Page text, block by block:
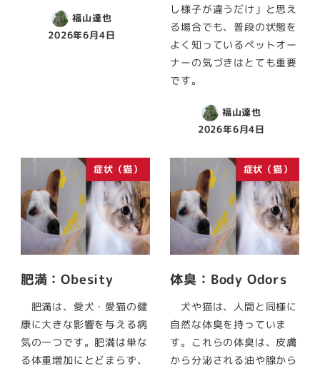
福山達也
2026年6月4日
し様子が違うだけ」と思え
る場合でも、普段の状態を
よく知っているペットオー
ナーの気づきはとても重要
です。
福山達也
2026年6月4日
症状（猫）
肥満：Obesity
肥満は、愛犬・愛猫の健
康に大きな影響を与える病
気の一つです。肥満は単な
る体重増加にとどまらず、
症状（猫）
体臭：Body Odors
犬や猫は、人間と同様に
自然な体臭を持っていま
す。これらの体臭は、皮膚
から分泌される油や腺から